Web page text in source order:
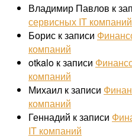
Владимир Павлов к
сервисных IT компаний
Борис к записи
компаний
otkalo к записи
компаний
Михаил к записи
компаний
Геннадий к записи
IT компаний